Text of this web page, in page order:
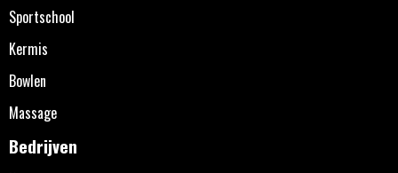
Sportschool
Kermis
Bowlen
Massage
Bedrijven